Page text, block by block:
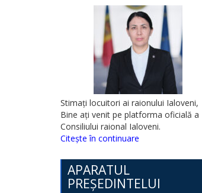
Stimați locuitori ai raionului Ialoveni,
Bine ați venit pe platforma oficială a
Consiliului raional Ialoveni.
Citește în continuare
APARATUL
PREȘEDINTELUI